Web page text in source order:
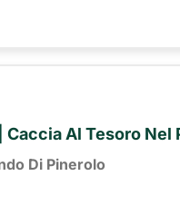
Al Tesoro Nel
Di Pinerolo